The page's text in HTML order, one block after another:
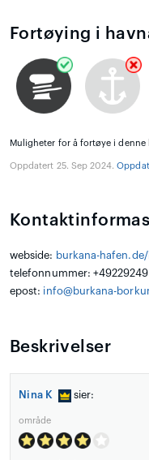
Fortøying i
Muligheter for å fortøye i denne
Oppdatert 25. Sep 2024.
webside: burkana-
telefonnummer:
epost: info@burkana-
Beskrivelser
Nina K sier:
område